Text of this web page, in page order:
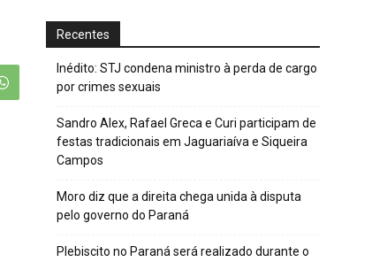
Recentes
Inédito: STJ condena ministro à perda de cargo
por crimes sexuais
Sandro Alex, Rafael Greca e Curi participam de
festas tradicionais em Jaguariaíva e Siqueira
Campos
Moro diz que a direita chega unida à disputa
pelo governo do Paraná
Plebiscito no Paraná será realizado durante o